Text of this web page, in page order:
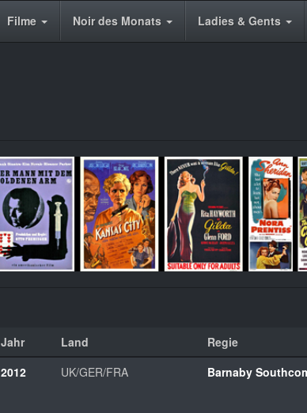
Filme Noir des Monats Ladies & Gents
Jahr Land Regie
2012 UK/GER/FRA Barnaby